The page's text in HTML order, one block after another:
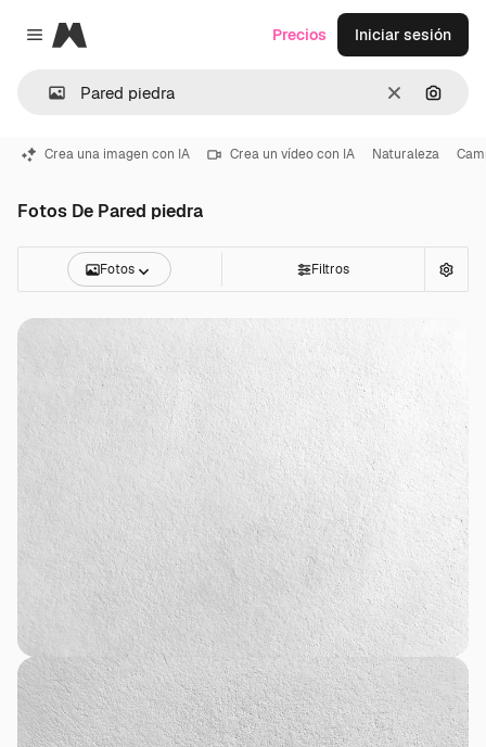
Close menu
Magnific
Borrar
Precios Iniciar sesión
Crea una imagen con IA Crea un vídeo con IA Naturaleza
Fotos De Pared piedra
Fotos Filtros